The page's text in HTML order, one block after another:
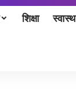
शिक्षा स्वास्थ